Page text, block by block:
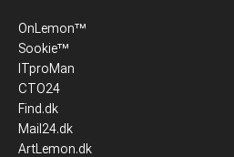
OnLemon™
Sookie™
ITproMan
CTO24
Find.dk
Mail24.dk
ArtLemon.dk